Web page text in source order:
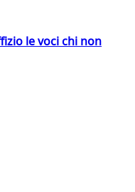
le voci chi non